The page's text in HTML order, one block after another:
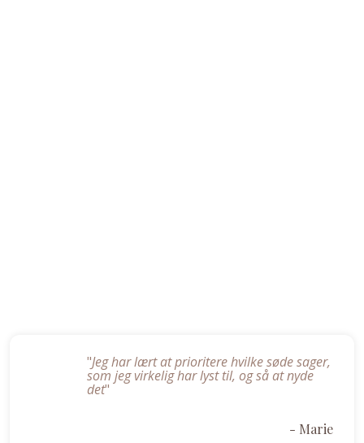
"Jeg har lært at prioritere hvilke søde sager,
som jeg virkelig har lyst til, og så at nyde
det"
- Marie